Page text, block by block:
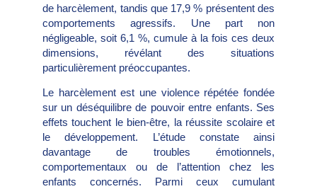
de harcèlement, tandis que 17,9 % présentent des
comportements agressifs. Une part non
négligeable, soit 6,1 %, cumule à la fois ces deux
dimensions, révélant des situations
particulièrement préoccupantes.
Le harcèlement est une violence répétée fondée
sur un déséquilibre de pouvoir entre enfants. Ses
effets touchent le bien-être, la réussite scolaire et
le développement. L’étude constate ainsi
davantage de troubles émotionnels,
comportementaux ou de l’attention chez les
enfants concernés. Parmi ceux cumulant